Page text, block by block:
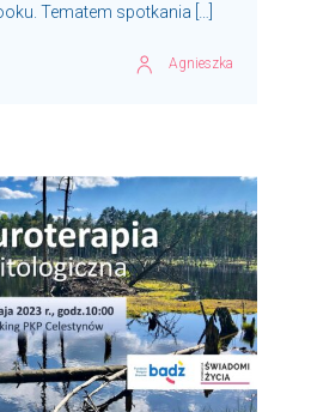
Tematem spotkania […]
Agnieszka